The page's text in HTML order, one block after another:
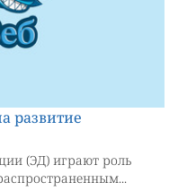
развитие
(ЭД) играют роль